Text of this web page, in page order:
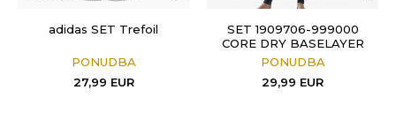
adidas SET Trefoil
PONUDBA
27,99 EUR
SET 1909706-999000
CORE DRY BASELAYER
SET W
PONUDBA
29,99 EUR